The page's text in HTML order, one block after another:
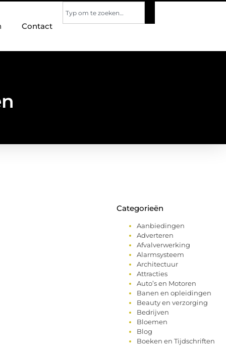
Contact
Categorieën
Aanbiedingen
Adverteren
Afvalverwerking
Alarmsysteem
Architectuur
Attracties
Auto’s en Motoren
Banen en opleidingen
Beauty en verzorging
Bedrijven
Bloemen
Blog
Boeken en Tijdschriften